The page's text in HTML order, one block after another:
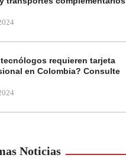
requieren tarjeta
en Colombia? Consulte
Noticias